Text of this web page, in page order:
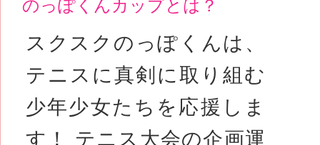
のっぽくんカップとは？
スクスクのっぽくんは、
テニスに真剣に取り組む
少年少女たちを応援しま
す！ テニス大会の企画運